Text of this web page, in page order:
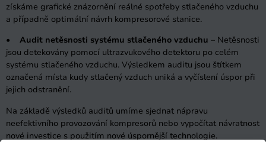
získáme grafické znázornění reálné spotřeby stlačeného vzduchu
a případně optimální návrh kompresorové stanice.
• Audit netěsnosti systému stlačeného vzduchu – Netěsnosti
jsou detekovány pomocí ultrazvukového detektoru po celém
systému stlačeného vzduchu. Výsledkem auditu jsou štítkem
označená místa kudy stlačený vzduch uniká a vyčíslení úspor při
jejich odstranění.
Na základě výsledků auditů umíme sjednat nápravu
neefektivního provozování kompresorů nebo vypočítat návratnost
nové investice s použitím nové úspornější technologie.